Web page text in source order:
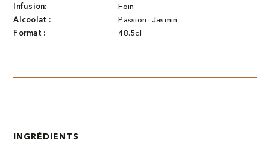
Infusion:
Foin
Alcoolat :
Passion · Jasmin
Format :
48.5cl
INGRÉDIENTS